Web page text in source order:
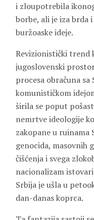
i zloupotrebila
borbe, ali je iza brda
buržoaske ideje.
Revizionistički trend
jugoslovenski
procesa obračuna sa
komunističkom
širila se poput
nemrtve ideologije
zakopane u ruinama
genocida, masovnih
čišćenja i svega
nacionalizam
Srbija je ušla u
dan-danas koprca.